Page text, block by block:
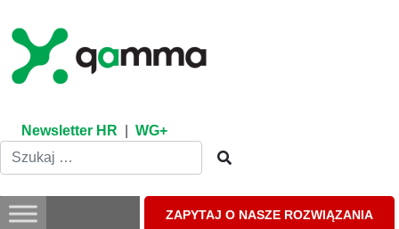
content
Newsletter HR WG+
ZAPYTAJ O NASZE ROZWIĄZANIA